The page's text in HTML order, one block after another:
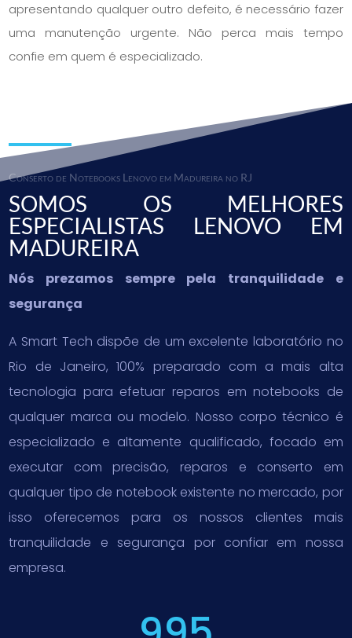
apresentando qualquer outro defeito, é necessário fazer
uma manutenção urgente. Não perca mais tempo
confie em quem é especializado.
Conserto de Notebooks Lenovo em Madureira no RJ
SOMOS OS MELHORES
ESPECIALISTAS LENOVO EM
MADUREIRA
Nós prezamos sempre pela tranquilidade e
segurança
A Smart Tech dispõe de um excelente laboratório no
Rio de Janeiro, 100% preparado com a mais alta
tecnologia para efetuar reparos em notebooks de
qualquer marca ou modelo. Nosso corpo técnico é
especializado e altamente qualificado, focado em
executar com precisão, reparos e conserto em
qualquer tipo de notebook existente no mercado, por
isso oferecemos para os nossos clientes mais
tranquilidade e segurança por confiar em nossa
empresa.